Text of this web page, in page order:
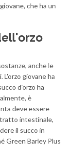
che ha un
anche le
giovane ha
d'orzo ha
è
deve essere
intestinale,
il succo in
Green Barley Plus